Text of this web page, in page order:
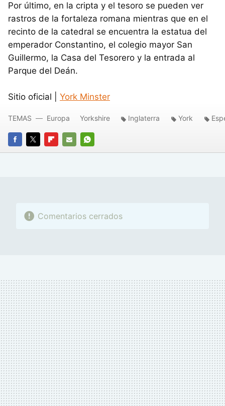
Por último, en la cripta y el tesoro se pueden ver
rastros de la fortaleza romana mientras que en el
recinto de la catedral se encuentra la estatua del
emperador Constantino, el colegio mayor San
Guillermo, la Casa del Tesorero y la entrada al
Parque del Deán.
Sitio oficial | York Minster
FACEBOOK
TWITTERFLIPBOARD
E-
WHATSAPP
TEMAS Europa Yorkshire Inglaterra York
Comentarios cerrados